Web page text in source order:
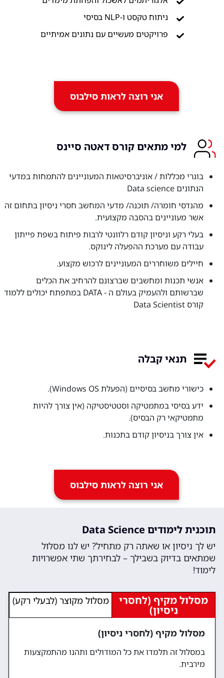
ניתוח טקסט ו-NLP בסיסי
פרויקטים מעשיים עם נתונים אמיתיים
אני רוצה לראות סילבוס
למי מתאים קורס דאטה סיינס
בוגרי מכללות / אוניברסיטאות המעוניינים להתמחות במדעי
הנתונים Data science
מהנדסי חומרה/ תוכנה/ מדעי המחשב חסרי ניסיון בתחום זה
אשר מעוניינים בהסבה מקצועית.
בעלי רקע וניסיון קודם רלוונטי לרבות פיתוח בשפת פייתון
עבודה עם מערכת ההפעלה לינוקס.
חיילים משוחררים המעוניינים לרכוש מקצוע.
אנשי תכנות ומחשבים שברצונם להרחיב את הכלים
שברשותם ולהעמיק בעולם ה - DATA במתפתח יכולים ללמוד
קורס Data Scientist
תנאי קבלה
כישורי מחשב בסיסיים (הפעלת Windows OS).
ידע בסיסי במתמטיקה וסטטיסטיקה (אין צורך להיות
מתמטיקאי רק הבסיס).
אין צורך בניסיון קודם בתכנות.
אני רוצה לראות סילבוס
תוכנית לימודים Data Science
יש לך ניסיון או שאתה רק מתחיל? יש לנו מסלול
שמתאים בדיוק בשבילך – לבחירתך שתי אפשרויות
לימוד!
מסלול מקיף (לחסרי
ניסיון)
מסלול מקוצר (לבעלי רקע)
מסלול מקיף (לחסרי ניסיון)
במסלול זה תלמדו את כל המודולים ותהנו מהתמקצעות
מירבית.